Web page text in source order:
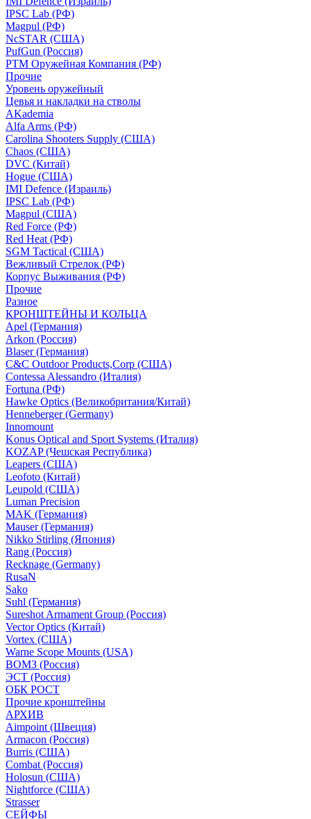
IPSC Lab (РФ)
Magpul (РФ)
NcSTAR (США)
PufGun (Россия)
РТМ Оружейная Компания (РФ)
Прочие
Уровень оружейный
Цевья и накладки на стволы
AKademia
Alfa Arms (РФ)
Carolina Shooters Supply (США)
Chaos (США)
DVC (Китай)
Hogue (США)
IMI Defence (Израиль)
IPSC Lab (РФ)
Magpul (США)
Red Force (РФ)
Red Heat (РФ)
SGM Tactical (США)
Вежливый Стрелок (РФ)
Корпус Выживания (РФ)
Прочие
Разное
КРОНШТЕЙНЫ И КОЛЬЦА
Apel (Германия)
Arkon (Россия)
Blaser (Германия)
C&C Outdoor Products,Corp (США)
Contessa Alessandro (Италия)
Fortuna (РФ)
Hawke Optics (Великобритания/Китай)
Henneberger (Germany)
Innomount
Konus Optical and Sport Systems (Италия)
KOZAP (Чешская Республика)
Leapers (США)
Leofoto (Китай)
Leupold (США)
Luman Precision
MAK (Германия)
Mauser (Германия)
Nikko Stirling (Япония)
Rang (Россия)
Recknage (Germany)
RusaN
Sako
Suhl (Германия)
Sureshot Armament Group (Россия)
Vector Optics (Китай)
Vortex (США)
Warne Scope Mounts (USA)
ВОМЗ (Россия)
ЭСТ (Россия)
ОБК РОСТ
Прочие кронштейны
АРХИВ
Aimpoint (Швеция)
Armacon (Россия)
Burris (США)
Combat (Россия)
Holosun (США)
Nightforce (США)
Strasser
СЕЙФЫ